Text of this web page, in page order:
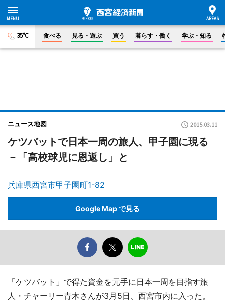
35°C 食べる 見る・遊ぶ 買う 暮らす・働く 学ぶ・知る
ニュース地図 2015.03.11
ケツバットで日本一周の旅人、甲子園に現る
－「高校球児に恩返し」と
兵庫県西宮市甲子園町1-82
Google Map で見る
「ケツバット」で得た資金を元手に日本一周を目指す旅
人・チャーリー青木さんが3月5日、西宮市内に入った。